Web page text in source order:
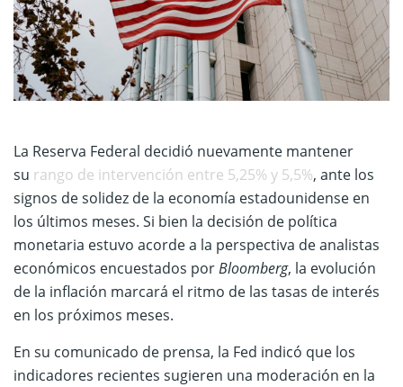
La Reserva Federal decidió nuevamente mantener
su rango de intervención entre 5,25% y 5,5%, ante los
signos de solidez de la economía estadounidense en
los últimos meses. Si bien la decisión de política
monetaria estuvo acorde a la perspectiva de analistas
económicos encuestados porBloomberg, la evolución
de la inflación marcará el ritmo de las tasas de interés
en los próximos meses.
En su comunicado de prensa, la Fed indicó que los
indicadores recientes sugieren una moderación en la